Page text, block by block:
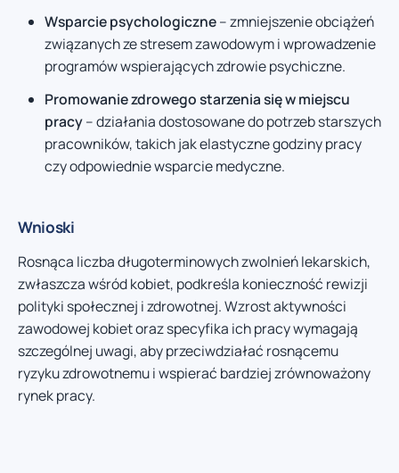
Wsparcie psychologiczne– zmniejszenie obciążeń
związanych ze stresem zawodowym i wprowadzenie
programów wspierających zdrowie psychiczne.
Promowanie zdrowego starzenia się w miejscu
pracy– działania dostosowane do potrzeb starszych
pracowników, takich jak elastyczne godziny pracy
czy odpowiednie wsparcie medyczne.
Wnioski
Rosnąca liczba długoterminowych zwolnień lekarskich,
zwłaszcza wśród kobiet, podkreśla konieczność rewizji
polityki społecznej i zdrowotnej. Wzrost aktywności
zawodowej kobiet oraz specyfika ich pracy wymagają
szczególnej uwagi, aby przeciwdziałać rosnącemu
ryzyku zdrowotnemu i wspierać bardziej zrównoważony
rynek pracy.